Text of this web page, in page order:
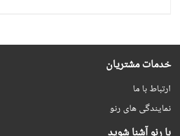
خدمات مشتریان
ارتباط با ما
نمایندگی های رنو